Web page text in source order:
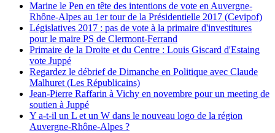
Marine le Pen en tête des intentions de vote en Auvergne-
Rhône-Alpes au 1er tour de la Présidentielle 2017 (Cevipof)
Législatives 2017 : pas de vote à la primaire d'investitures
pour le maire PS de Clermont-Ferrand
Primaire de la Droite et du Centre : Louis Giscard d'Estaing
vote Juppé
Regardez le débrief de Dimanche en Politique avec Claude
Malhuret (Les Républicains)
Jean-Pierre Raffarin à Vichy en novembre pour un meeting de
soutien à Juppé
Y a-t-il un L et un W dans le nouveau logo de la région
Auvergne-Rhône-Alpes ?